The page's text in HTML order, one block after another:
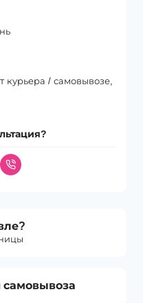
курьера / самовывозе,
самовывоза